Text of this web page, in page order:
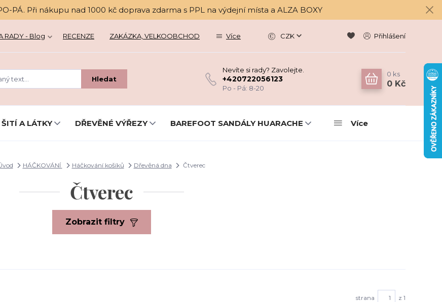
PÁ. Při nákupu nad 1000 kč doprava zdarma s PPL na výdejní místa a ALZA BOXY
RADY - Blog RECENZE ZAKÁZKA, VELKOOBCHOD Více CZK Přihlášení
Hledat
Nevíte si rady? Zavolejte.
+420722056123
Po - Pá: 8-20
0 ks
0 Kč
ŠITÍ A LÁTKY DŘEVĚNÉ VÝŘEZY BAREFOOT SANDÁLY HUARACHE Více
HÁČKOVÁNÍ Háčkování košíků Dřevěná dna Čtverec
Čtverec
Zobrazit filtry
strana z 1